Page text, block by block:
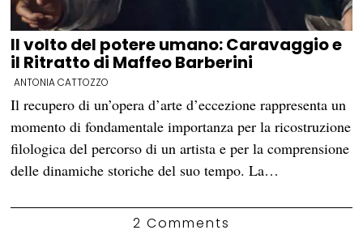
Il volto del potere umano: Caravaggio e
il Ritratto di Maffeo Barberini
ANTONIA CATTOZZO
Il recupero di un’opera d’arte d’eccezione rappresenta un
momento di fondamentale importanza per la ricostruzione
filologica del percorso di un artista e per la comprensione
delle dinamiche storiche del suo tempo. La…
2 Comments